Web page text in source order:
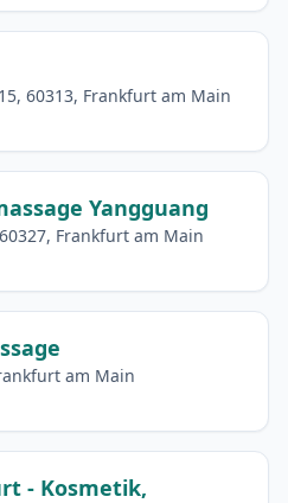
60313, Frankfurt am Main
Yangguang
Frankfurt am Main
am Main
- Kosmetik,